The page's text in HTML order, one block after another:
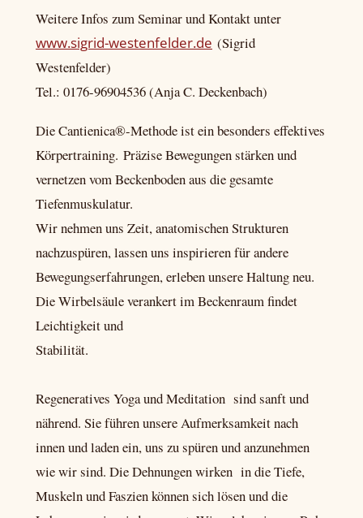
Weitere Infos zum Seminar und Kontakt unter
www.sigrid-westenfelder.de (Sigrid
Westenfelder)
Tel.: 0176-96904536 (Anja C. Deckenbach)
Die Cantienica®-Methode ist ein besonders effektives
Körpertraining. Präzise Bewegungen stärken und
vernetzen vom Beckenboden aus die gesamte
Tiefenmuskulatur.
Wir nehmen uns Zeit, anatomischen Strukturen
nachzuspüren, lassen uns inspirieren für andere
Bewegungserfahrungen, erleben unsere Haltung neu.
Die Wirbelsäule verankert im Beckenraum findet
Leichtigkeit und
Stabilität.
Regeneratives Yoga und Meditation sind sanft und
nährend. Sie führen unsere Aufmerksamkeit nach
innen und laden ein, uns zu spüren und anzunehmen
wie wir sind. Die Dehnungen wirken in die Tiefe,
Muskeln und Faszien können sich lösen und die